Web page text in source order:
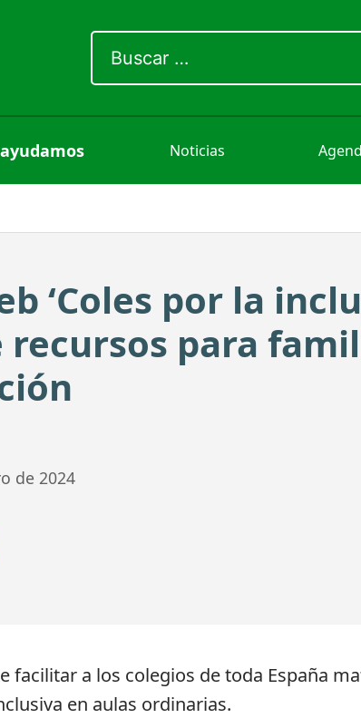
por:
Noticias
‘Coles por la
para
de 2024
facilitar a los colegios de toda España
en aulas ordinarias.